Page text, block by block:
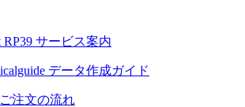
RP39 サービス案内
データ作成ガイド
ご注文の流れ